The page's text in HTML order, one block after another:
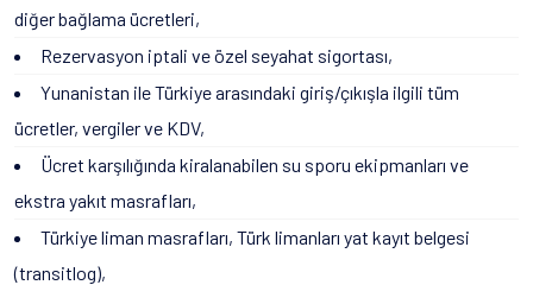
diğer bağlama ücretleri,
Rezervasyon iptali ve özel seyahat sigortası,
Yunanistan ile Türkiye arasındaki giriş/çıkışla ilgili tüm
ücretler, vergiler ve KDV,
Ücret karşılığında kiralanabilen su sporu ekipmanları ve
ekstra yakıt masrafları,
Türkiye liman masrafları, Türk limanları yat kayıt belgesi
(transitlog),